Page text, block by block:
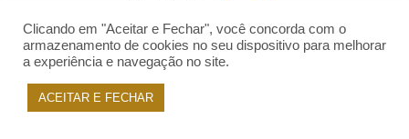
Clicando em "Aceitar e Fechar", você concorda com o
armazenamento de cookies no seu dispositivo para melhorar
a experiência e navegação no site.
ACEITAR E FECHAR